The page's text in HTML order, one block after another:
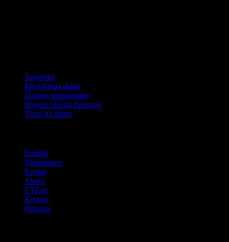
Topaktier
Mest följda aktier
Dagens toppvinnare
Dagens största förlorare
Topp AI-aktier
Portfölj
Utdelningar
Events
Aktier
ETF:er
Krypto
Råvaror